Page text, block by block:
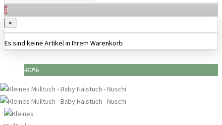
0
×
Es sind keine Artikel in Ihrem Warenkorb
-80%